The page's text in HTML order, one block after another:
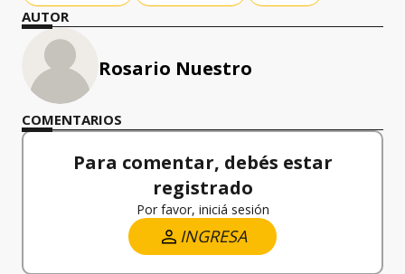
AUTOR
Rosario Nuestro
COMENTARIOS
Para comentar, debés estar
registrado
Por favor, iniciá sesión
INGRESA